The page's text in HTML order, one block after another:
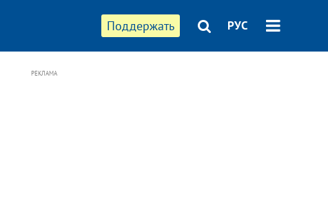
Поддержать РУС
РЕКЛАМА